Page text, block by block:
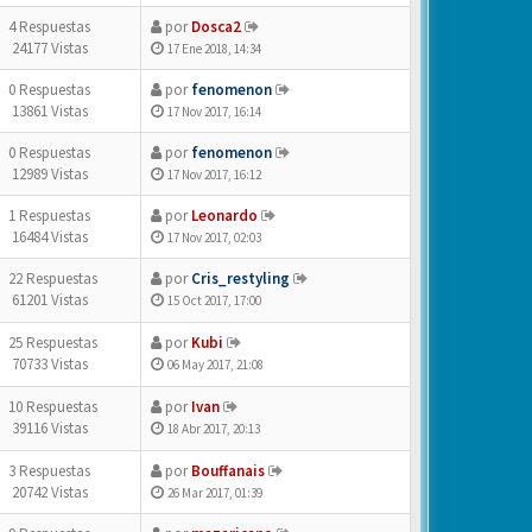
4 Respuestas
24177 Vistas
porDosca2
17 Ene 2018, 14:34
0 Respuestas
13861 Vistas
porfenomenon
17 Nov 2017, 16:14
0 Respuestas
12989 Vistas
porfenomenon
17 Nov 2017, 16:12
1 Respuestas
16484 Vistas
porLeonardo
17 Nov 2017, 02:03
22 Respuestas
61201 Vistas
porCris_restyling
15 Oct 2017, 17:00
25 Respuestas
70733 Vistas
porKubi
06 May 2017, 21:08
10 Respuestas
39116 Vistas
porIvan
18 Abr 2017, 20:13
3 Respuestas
20742 Vistas
porBouffanais
26 Mar 2017, 01:39